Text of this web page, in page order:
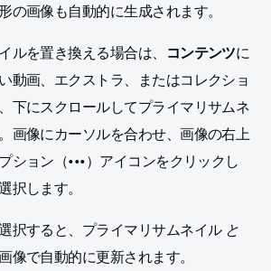
の画像も自動的に生成されます。
ルを置き換える場合は、 コンテンツに
動画、エクストラ、またはコレクショ
下にスクロールしてプライマリサムネ
画像にカーソルを合わせ、画像の右上
ション（•••）アイコンをクリックし
択します。
択すると、プライマリサムネイル と
像で自動的に更新されます。